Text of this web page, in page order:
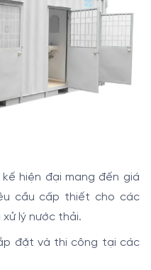
hiện đại mang đến giá
cầu cấp thiết cho các
lý nước thải.
đặt và thi công tại các